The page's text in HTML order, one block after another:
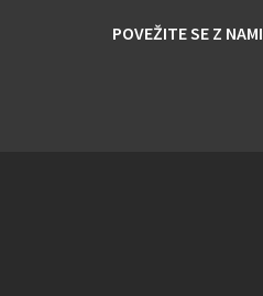
POVEŽITE SE Z NAMI